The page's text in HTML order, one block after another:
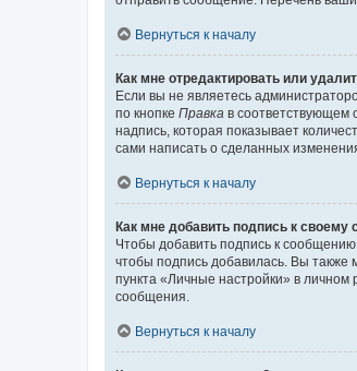
Вернуться к началу
Как мне отредактировать или
Если вы не являетесь
по кнопке Правка в соответствующем
надпись, которая показывает
сами написать о сделанных
Вернуться к началу
Как мне добавить подпись к своему
Чтобы добавить подпись к
чтобы подпись добавилась. Вы
пункта «Личные настройки» в
сообщения.
Вернуться к началу